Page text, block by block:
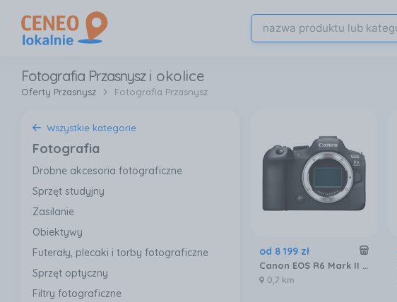
Fotografia Przasnysz i okolice
Oferty Przasnysz Fotografia Przasnysz
Wszystkie kategorie
Fotografia
Drobne akcesoria fotograficzne
Sprzęt studyjny
Zasilanie
Obiektywy
Futerały, plecaki i torby fotograficzne
Sprzęt optyczny
Filtry fotograficzne
od 8 199 zł
Canon EOS R6 Mark II body
0,7 km